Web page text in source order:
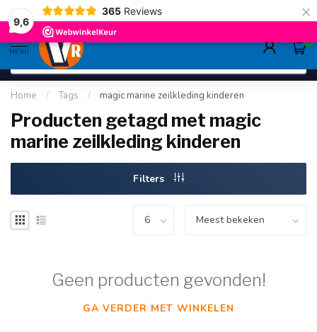
9,6
365 Reviews ×
gratis verzending>80,-
MENU
0
Home / Tags / magic marine zeilkleding kinderen
Producten getagd met magic
marine zeilkleding kinderen
Filters
Geen producten gevonden!
GA VERDER MET WINKELEN